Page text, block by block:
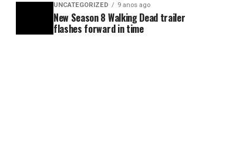
UNCATEGORIZED 9 anos ago
New Season 8 Walking Dead trailer
flashes forward in time